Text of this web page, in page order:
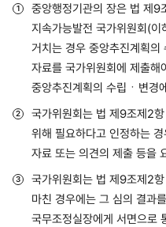
중앙행정기관의 장은 법 제9
지속가능발전 국가위원회(
거치는 경우 중앙추진계획
자료를 국가위원회에 제출해
중앙추진계획의 수립ㆍ변경
국가위원회는 법 제9조제2
위해 필요하다고 인정하는
자료 또는 의견의 제출 등을
국가위원회는 법 제9조제2
마친 경우에는 그 심의 결과
국무조정실장에게 서면으로